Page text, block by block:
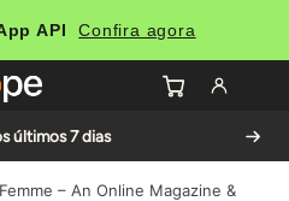
API Confira agora
últimos 7 dias
Femme – An Online Magazine &